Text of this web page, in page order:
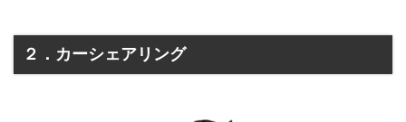
２．カーシェアリング